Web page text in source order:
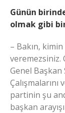
Günün
olmak gibi
– Bakın,
veremezsiniz.
Genel Başkan
partinin şu
başkan